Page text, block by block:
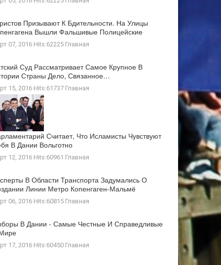
Призывают К Бдительности. На Улицы
Вышли Фальшивые Полицейские
07, 2016 Hits:62225 Главная
Суд Рассматривает Самое Крупное В
Страны Дело, Связанное…
15, 2016 Hits:61737 Главная
Считает, Что Исламисты Чувствуют
В Дании Вольготно
12, 2016 Hits:60961 Главная
В Области Транспорта Задумались О
Линии Метро Копенгаген-Мальмё
06, 2016 Hits:60815 Главная
В Дании - Самые Честные И Справедливые
17, 2016 Hits:60450 Главная